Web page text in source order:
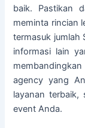
baik. Pastikan
meminta rincian
termasuk jumlah
informasi lain
agency yang
layanan terbaik,
event Anda.